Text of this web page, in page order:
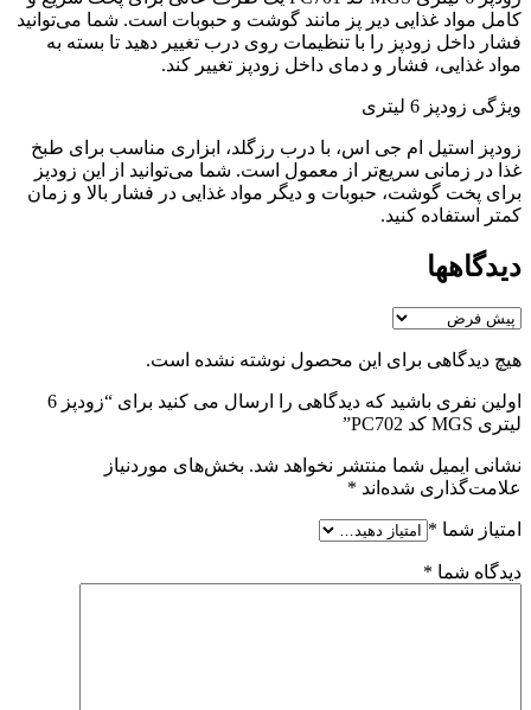
کامل مواد غذایی دیر پز مانند گوشت و حبوبات است. شما می‌توانید
فشار داخل زودپز را با تنظیمات روی درب تغییر دهید تا بسته به
مواد غذایی، فشار و دمای داخل زودپز تغییر کند.
ویژگی زودپز 6 لیتری
زودپز استیل ام جی اس، با درب رزگلد، ابزاری مناسب برای طبخ
غذا در زمانی سریع‌تر از معمول است. شما می‌توانید از این زودپز
برای پخت گوشت، حبوبات و دیگر مواد غذایی در فشار بالا و زمان
کمتر استفاده کنید.
دیدگاهها
هیچ دیدگاهی برای این محصول نوشته نشده است.
اولین نفری باشید که دیدگاهی را ارسال می کنید برای “زودپز 6
لیتری MGS کد PC702”
نشانی ایمیل شما منتشر نخواهد شد. بخش‌های موردنیاز
علامت‌گذاری شده‌اند *
امتیاز شما *
دیدگاه شما *